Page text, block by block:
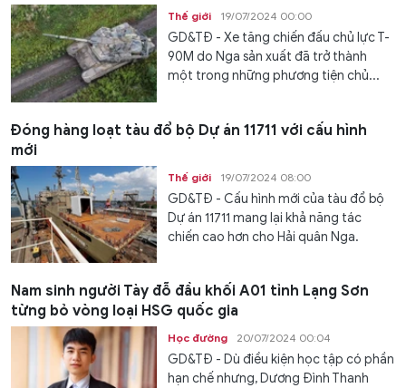
Thế giới 19/07/2024 00:00
GD&TĐ - Xe tăng chiến đấu chủ lực T-
90M do Nga sản xuất đã trở thành
một trong những phương tiện chủ...
Đóng hàng loạt tàu đổ bộ Dự án 11711 với cấu hình
mới
Thế giới 19/07/2024 08:00
GD&TĐ - Cấu hình mới của tàu đổ bộ
Dự án 11711 mang lại khả năng tác
chiến cao hơn cho Hải quân Nga.
Nam sinh người Tày đỗ đầu khối A01 tỉnh Lạng Sơn
từng bỏ vòng loại HSG quốc gia
Học đường 20/07/2024 00:04
GD&TĐ - Dù điều kiện học tập có phần
hạn chế nhưng, Dương Đình Thanh